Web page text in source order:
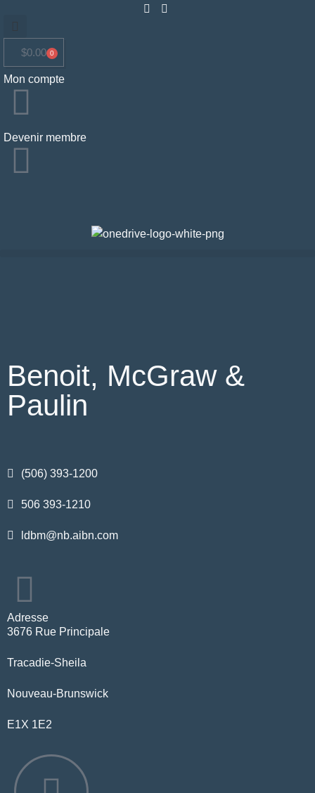
$0.00 0
Mon compte
Devenir membre
Benoit, McGraw &
Paulin
(506) 393-1200
506 393-1210
ldbm@nb.aibn.com
Adresse
3676 Rue Principale
Tracadie-Sheila
Nouveau-Brunswick
E1X 1E2